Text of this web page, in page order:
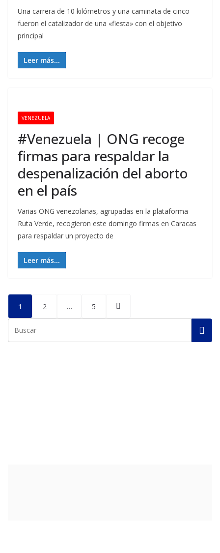
Una carrera de 10 kilómetros y una caminata de cinco
fueron el catalizador de una «fiesta» con el objetivo
principal
Leer más...
VENEZUELA
#Venezuela | ONG recoge
firmas para respaldar la
despenalización del aborto
en el país
Varias ONG venezolanas, agrupadas en la plataforma
Ruta Verde, recogieron este domingo firmas en Caracas
para respaldar un proyecto de
Leer más...
Posts
pagination
1 2 … 5